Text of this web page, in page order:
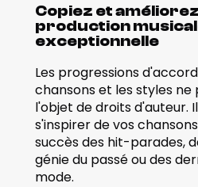
Copiez et
production
exceptionnelle
Les progressions
chansons et les styles
l'objet de droits d'auteur.
s'inspirer de vos
succès des hit-parades,
génie du passé ou des
mode.